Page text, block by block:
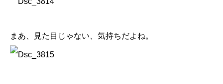
まあ、見た目じゃない、気持ちだよね。